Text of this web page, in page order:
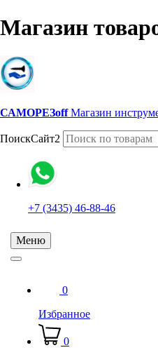
Магазин
САМОРЕЗoff Магазин
ПоискСайт2
+7 (3435) 46-88-46
Меню
0
Избранное
0